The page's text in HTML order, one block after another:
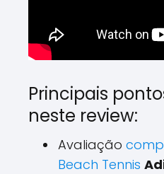
Principais
neste review:
Avaliação
Beach Tennis